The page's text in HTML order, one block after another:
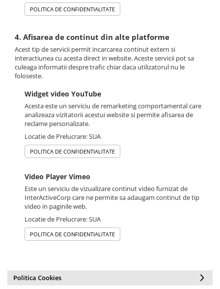
POLITICA DE CONFIDENTIALITATE
4. Afisarea de continut din alte platforme
Acest tip de servicii permit incarcarea continut extern si
interactiunea cu acesta direct in website. Aceste servicii pot sa
culeaga informatii despre trafic chiar daca utilizatorul nu le
foloseste.
Widget video YouTube
Acesta este un serviciu de remarketing comportamental care
analizeaza vizitatorii acestui website si permite afisarea de
reclame personalizate.
Locatie de Prelucrare: SUA
POLITICA DE CONFIDENTIALITATE
Video Player Vimeo
Este un serviciu de vizualizare continut video furnizat de
InterActiveCorp care ne permite sa adaugam continut de tip
video in paginile web.
Locatie de Prelucrare: SUA
POLITICA DE CONFIDENTIALITATE
Politica Cookies